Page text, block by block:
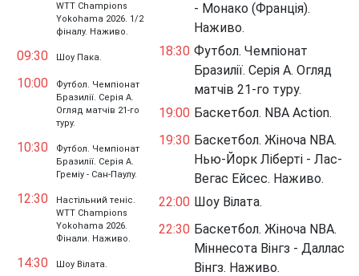
WTT Champions
Yokohama 2026. 1/2
фіналу. Наживо.
09:30 Шоу Пака.
10:00
Футбол. Чемпіонат
Бразилії. Серія A.
Огляд матчів 21-го
туру.
10:30
Футбол. Чемпіонат
Бразилії. Серія A.
Греміу - Сан-Паулу.
12:30
Настільний теніс.
WTT Champions
Yokohama 2026.
Фінали. Наживо.
14:30 Шоу Вілата.
- Монако (Франція).
Наживо.
18:30 Футбол. Чемпіонат
Бразилії. Серія A. Огляд
матчів 21-го туру.
19:00 Баскетбол. NBA Action.
19:30 Баскетбол. Жіноча NBA.
Нью-Йорк Ліберті - Лас-
Вегас Ейсес. Наживо.
22:00 Шоу Вілата.
22:30 Баскетбол. Жіноча NBA.
Міннесота Вінгз - Даллас
Вінгз. Наживо.